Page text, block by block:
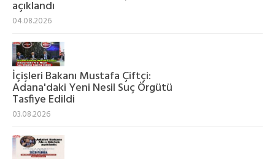
açıklandı
04.08.2026
İçişleri Bakanı Mustafa Çiftçi:
Adana'daki Yeni Nesil Suç Örgütü
Tasfiye Edildi
03.08.2026